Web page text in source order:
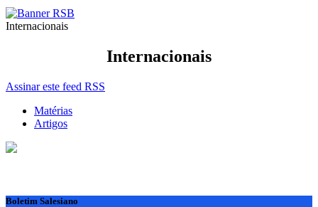
Internacionais
Internacionais
Assinar este feed RSS
Matérias
Artigos
Boletim Salesiano